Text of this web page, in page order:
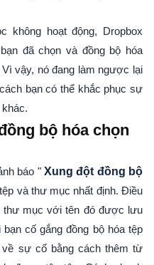
không hoạt động, Dropbox
đã chọn và đồng bộ hóa
vậy, nó đang làm ngược lại
bạn có thể khắc phục sự
bộ hóa chọn
báo "Xung đột đồng bộ
và thư mục nhất định. Điều
mục với tên đó được lưu
cố gắng đồng bộ hóa tệp
sự cố bằng cách thêm từ